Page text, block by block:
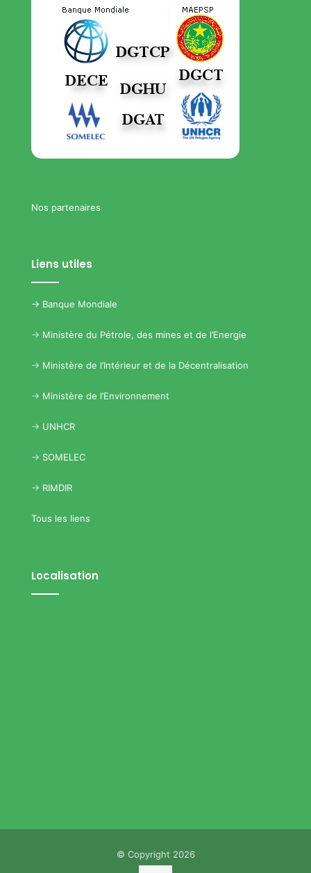
Nos partenaires
Liens utiles
-> Banque Mondiale
-> Ministère du Pétrole, des mines et de l’Energie
-> Ministère de l’Intérieur et de la Décentralisation
-> Ministère de l’Environnement
-> UNHCR
-> SOMELEC
-> RIMDIR
Tous les liens
Localisation
© Copyright 2026